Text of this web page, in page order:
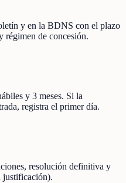
y en la BDNS con el plazo
régimen de concesión.
y 3 meses. Si la
registra el primer día.
resolución definitiva y
justificación).